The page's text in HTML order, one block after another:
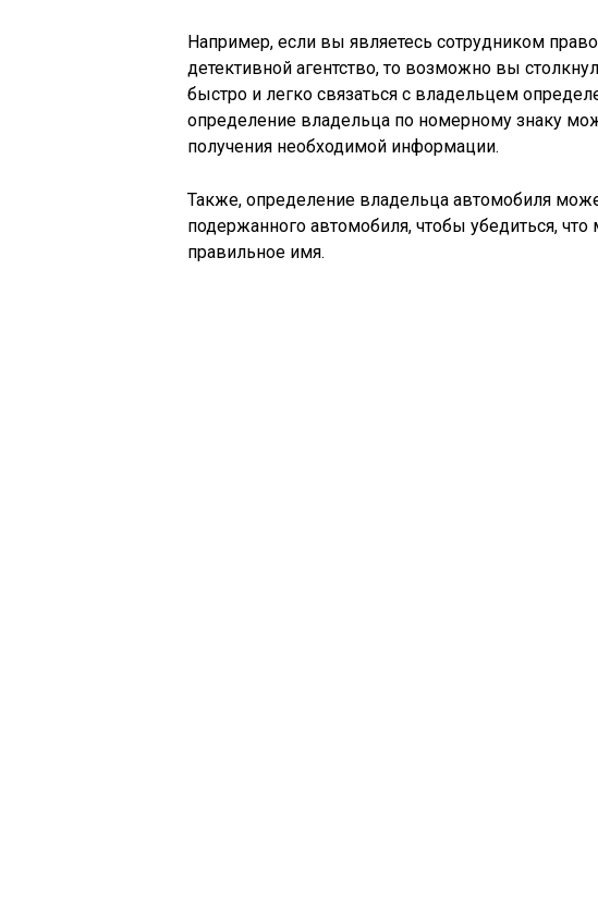
Например, если вы являетесь сотрудником
детективной агентство, то возможно вы
быстро и легко связаться с владельцем
определение владельца по номерному знаку
получения необходимой информации.
Также, определение владельца автомобиля
подержанного автомобиля, чтобы убедиться,
правильное имя.